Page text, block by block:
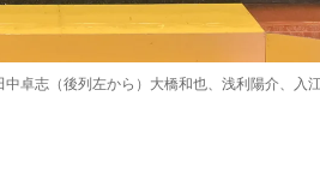
卓志（後列左から）大橋和也、浅利陽介、入